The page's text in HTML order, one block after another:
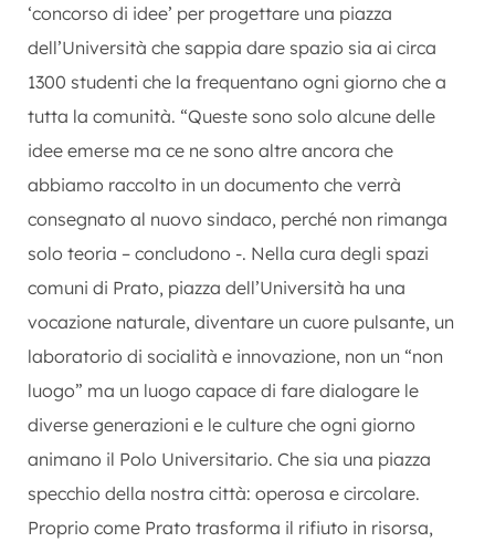
‘concorso di idee’ per progettare una piazza
dell’Università che sappia dare spazio sia ai circa
1300 studenti che la frequentano ogni giorno che a
tutta la comunità. “Queste sono solo alcune delle
idee emerse ma ce ne sono altre ancora che
abbiamo raccolto in un documento che verrà
consegnato al nuovo sindaco, perché non rimanga
solo teoria – concludono -. Nella cura degli spazi
comuni di Prato, piazza dell’Università ha una
vocazione naturale, diventare un cuore pulsante, un
laboratorio di socialità e innovazione, non un “non
luogo” ma un luogo capace di fare dialogare le
diverse generazioni e le culture che ogni giorno
animano il Polo Universitario. Che sia una piazza
specchio della nostra città: operosa e circolare.
Proprio come Prato trasforma il rifiuto in risorsa,